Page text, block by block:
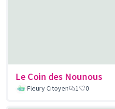
Le Coin des Nounous
Fleury Citoyen 1 0